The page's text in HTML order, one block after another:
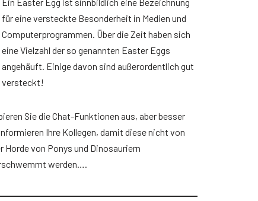
für eine versteckte Besonderheit in Medien und
Computerprogrammen. Über die Zeit haben sich
eine Vielzahl der so genannten Easter Eggs
angehäuft. Einige davon sind außerordentlich gut
versteckt!
Sie die Chat-Funktionen aus, aber besser
Ihre Kollegen, damit diese nicht von
Horde von Ponys und Dinosauriern
werden….